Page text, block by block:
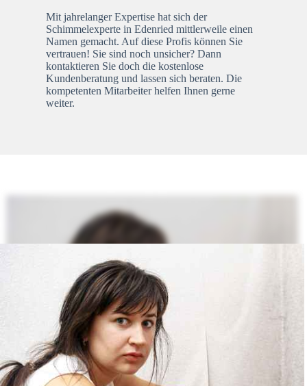
Mit jahrelanger Expertise hat sich der
Schimmelexperte in Edenried mittlerweile einen
Namen gemacht. Auf diese Profis können Sie
vertrauen! Sie sind noch unsicher? Dann
kontaktieren Sie doch die kostenlose
Kundenberatung und lassen sich beraten. Die
kompetenten Mitarbeiter helfen Ihnen gerne
weiter.